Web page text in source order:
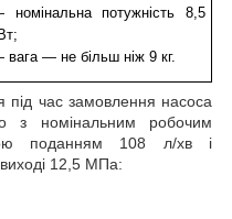
номінальна потужність 8,5
— не більш ніж 9 кг.
час замовлення насоса
з номінальним робочим
поданням 108 л/хв і
12,5 МПа: